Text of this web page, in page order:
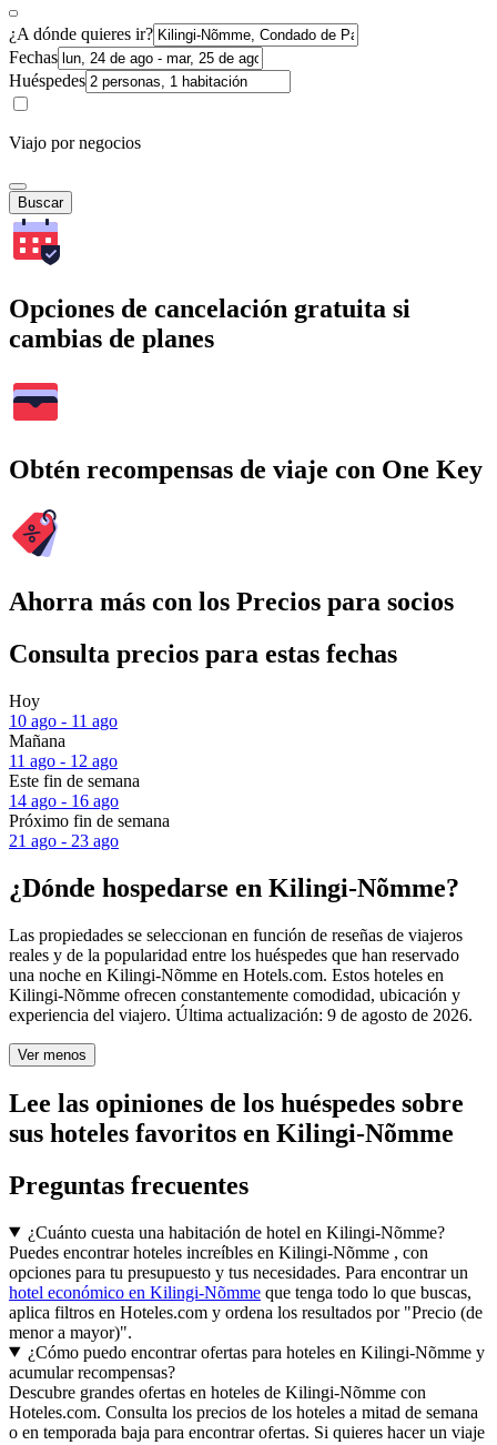
¿A dónde quieres ir?
Fechas
Huéspedes
Viajo por negocios
Buscar
Opciones de cancelación gratuita si
cambias de planes
Obtén recompensas de viaje con One Key
Ahorra más con los Precios para socios
Consulta precios para estas fechas
Hoy
10 ago - 11 ago
Mañana
11 ago - 12 ago
Este fin de semana
14 ago - 16 ago
Próximo fin de semana
21 ago - 23 ago
¿Dónde hospedarse en Kilingi-Nõmme?
Las propiedades se seleccionan en función de reseñas de viajeros
reales y de la popularidad entre los huéspedes que han reservado
una noche en Kilingi-Nõmme en Hotels.com. Estos hoteles en
Kilingi-Nõmme ofrecen constantemente comodidad, ubicación y
experiencia del viajero. Última actualización: 9 de agosto de 2026.
Ver menos
Lee las opiniones de los huéspedes sobre
sus hoteles favoritos en Kilingi-Nõmme
Preguntas frecuentes
¿Cuánto cuesta una habitación de hotel en Kilingi-Nõmme?
Puedes encontrar hoteles increíbles en Kilingi-Nõmme , con
opciones para tu presupuesto y tus necesidades. Para encontrar un
hotel económico en Kilingi-Nõmme que tenga todo lo que buscas,
aplica filtros en Hoteles.com y ordena los resultados por "Precio (de
menor a mayor)".
¿Cómo puedo encontrar ofertas para hoteles en Kilingi-Nõmme y
acumular recompensas?
Descubre grandes ofertas en hoteles de Kilingi-Nõmme con
Hoteles.com. Consulta los precios de los hoteles a mitad de semana
o en temporada baja para encontrar ofertas. Si quieres hacer un viaje